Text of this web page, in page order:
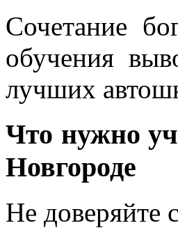
Сочетание
обучения
лучших
Что нужно
Новгороде
Не доверяйте